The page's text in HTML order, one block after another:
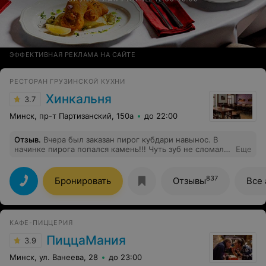
ЭФФЕКТИВНАЯ РЕКЛАМА НА САЙТЕ
РЕСТОРАН ГРУЗИНСКОЙ КУХНИ
3.7 Хинкальня
Минск, пр-т Партизанский, 150а до 22:00
Отзыв. Вчера был заказан пирог кубдари навынос. В
начинке пирога попался камень!!! Чуть зуб не сломала.
последнее время (просто стало невкусно), так теперь
в мясо стали добавлять камни вместо специй.
Еще
Бронировать Отзывы837 Все
КАФЕ-ПИЦЦЕРИЯ
3.9 ПиццаМания
Минск, ул. Ванеева, 28 до 23:00